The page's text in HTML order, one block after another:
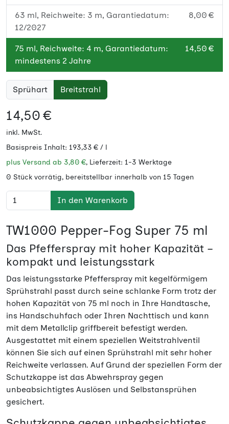
63 ml, Reichweite: 3 m, Garantiedatum:
12/2027
8,00 €
75 ml, Reichweite: 4 m, Garantiedatum:
mindestens 2 Jahre
14,50 €
150 ml, Reichweite: 4 m, Garantiedatum:
mindestens 2 Jahre
400 ml, Reichweite: 6 m, Garantiedatum:
mindestens 2 Jahre
750 ml, Reichweite: 6 m, Garantiedatum:
12/2027
15 ml, Reichweite: 3 m, Garantiedatum:
mindestens 2 Jahre
7,00 €
Sprühart Breitstrahl
14,50 €
inkl. MwSt.
Basispreis Inhalt: 193,33 € / l
plus Versand ab 3,80 €, Lieferzeit: 1-3 Werktage
0 Stück vorrätig, bereitstellbar innerhalb von 15 Tagen
In den Warenkorb
TW1000 Pepper-Fog Super 75 ml
Das Pfefferspray mit hoher Kapazität –
kompakt und leistungsstark
Das leistungsstarke Pfefferspray mit kegelförmigem
Sprühstrahl passt durch seine schlanke Form trotz der
hohen Kapazität von 75 ml noch in Ihre Handtasche,
ins Handschuhfach oder Ihren Nachttisch und kann
mit dem Metallclip griffbereit befestigt werden.
Ausgestattet mit einem speziellen Weitstrahlventil
können Sie sich auf einen Sprühstrahl mit sehr hoher
Reichweite verlassen. Auf Grund der speziellen Form der
Schutzkappe ist das Abwehrspray gegen
unbeabsichtigtes Auslösen und Selbstansprühen
gesichert.